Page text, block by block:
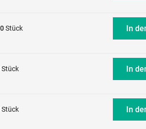
Stück In
Stück In
Stück In